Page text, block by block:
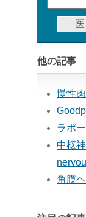
他の記事
慢性
ラポ
中枢
角膜